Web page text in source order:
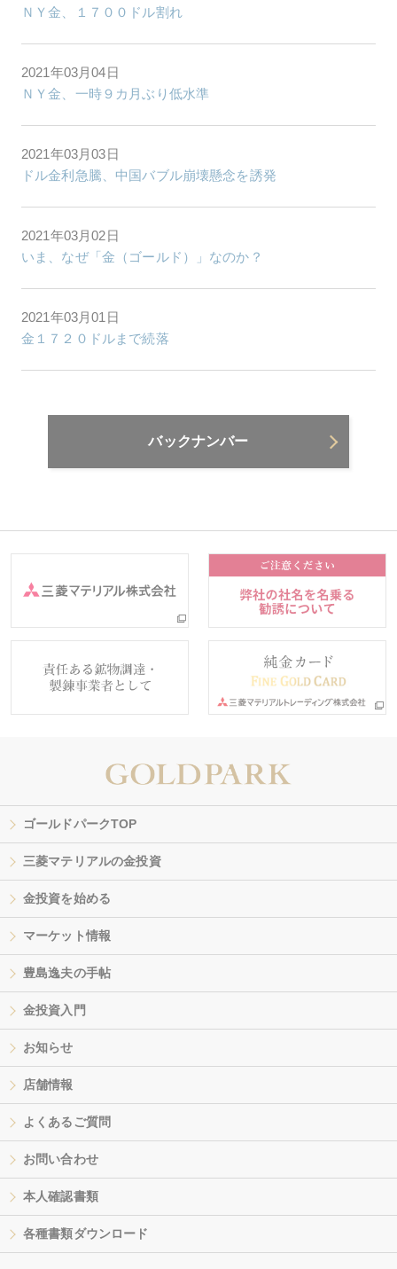
ＮＹ金、１７００ドル割れ
2021年03月04日
ＮＹ金、一時９カ月ぶり低水準
2021年03月03日
ドル金利急騰、中国バブル崩壊懸念を誘発
2021年03月02日
いま、なぜ「金（ゴールド）」なのか？
2021年03月01日
金１７２０ドルまで続落
バックナンバー
ゴールドパークTOP
三菱マテリアルの金投資
金投資を始める
マーケット情報
豊島逸夫の手帖
金投資入門
お知らせ
店舗情報
よくあるご質問
お問い合わせ
本人確認書類
各種書類ダウンロード